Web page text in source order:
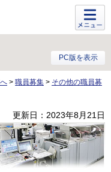
PC版を表示
メニュ
ー
> 職員募集 > その他の職員募
更新日：2023年8月21日